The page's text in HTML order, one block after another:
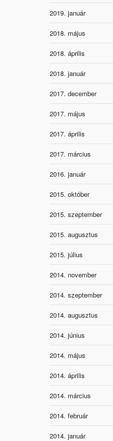
2019. január
2018. május
2018. április
2018. január
2017. december
2017. május
2017. április
2017. március
2016. január
2015. október
2015. szeptember
2015. augusztus
2015. július
2014. november
2014. szeptember
2014. augusztus
2014. június
2014. május
2014. április
2014. március
2014. február
2014. január